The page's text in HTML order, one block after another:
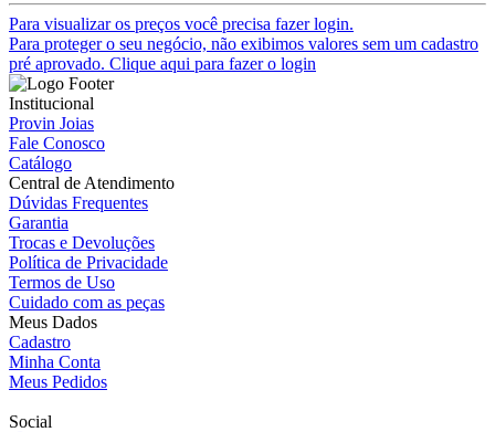
Para visualizar os preços você precisa fazer login.
Para proteger o seu negócio, não exibimos valores sem um cadastro
pré aprovado. Clique aqui para fazer o login
Institucional
Provin Joias
Fale Conosco
Catálogo
Central de Atendimento
Dúvidas Frequentes
Garantia
Trocas e Devoluções
Política de Privacidade
Termos de Uso
Cuidado com as peças
Meus Dados
Cadastro
Minha Conta
Meus Pedidos
Social